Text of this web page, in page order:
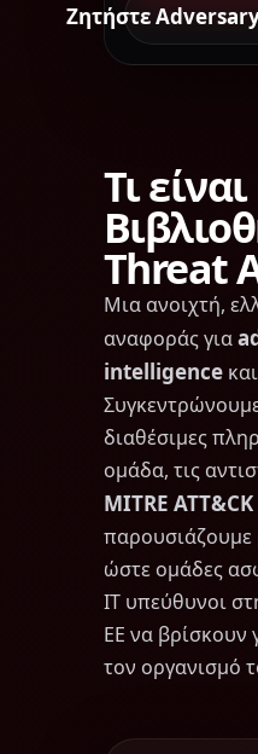
Ζητήστε
Τι
Threat
Μια ανοιχτή,
αναφοράς για
intelligence και
διαθέσιμες
ομάδα, τις
MITRE ATT&CK
ώστε ομάδες
IT υπεύθυνοι
ΕΕ να βρίσκουν
τον οργανισμό